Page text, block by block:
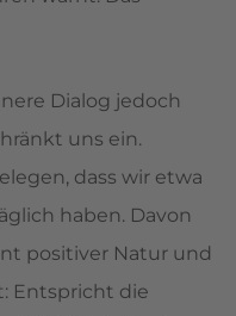
Dialog jedoch
uns ein.
dass wir etwa
haben. Davon
positiver Natur und
Entspricht die